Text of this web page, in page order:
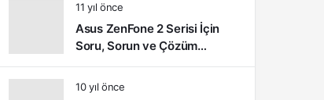
11 yıl önce
Asus ZenFone 2 Serisi İçin
Soru, Sorun ve Çözüm
Önerileri
10 yıl önce